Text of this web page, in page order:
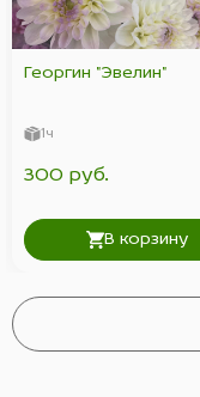
Георгин "Эвелин"
1ч
300 руб.
В корзину